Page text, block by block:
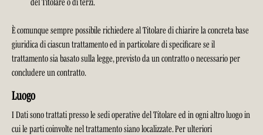
È comunque sempre possibile richiedere al Titolare di chiarire la concreta base
giuridica di ciascun trattamento ed in particolare di specificare se il
trattamento sia basato sulla legge, previsto da un contratto o necessario per
concludere un contratto.
Luogo
I Dati sono trattati presso le sedi operative del Titolare ed in ogni altro luogo in
cui le parti coinvolte nel trattamento siano localizzate. Per ulteriori